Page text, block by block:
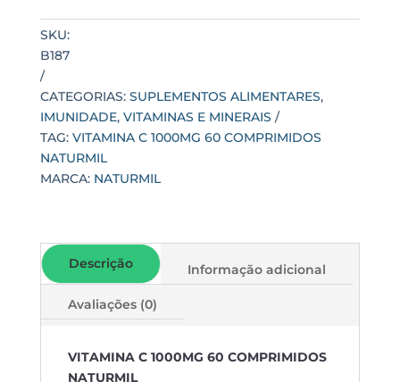
quantidade
SKU:
B187
CATEGORIAS: SUPLEMENTOS ALIMENTARES,
IMUNIDADE, VITAMINAS E MINERAIS
TAG: VITAMINA C 1000MG 60 COMPRIMIDOS
NATURMIL
MARCA: NATURMIL
Descrição Informação adicional
Avaliações (0)
VITAMINA C 1000MG 60 COMPRIMIDOS
NATURMIL